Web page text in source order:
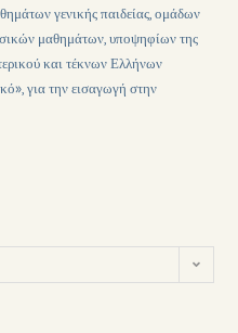
γενικής παιδείας, ομάδων
μαθημάτων, υποψηφίων της
και τέκνων Ελλήνων
για την εισαγωγή στην